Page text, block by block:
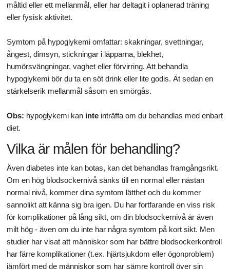
måltid eller ett mellanmål, eller har deltagit i oplanerad träning
eller fysisk aktivitet.
Symtom på hypoglykemi omfattar: skakningar, svettningar,
ångest, dimsyn, stickningar i läpparna, blekhet,
humörsvängningar, vaghet eller förvirring. Att behandla
hypoglykemi bör du ta en söt drink eller lite godis. Ät sedan en
stärkelserik mellanmål såsom en smörgås.
Obs: hypoglykemi kan inte inträffa om du behandlas med enbart
diet.
Vilka är målen för behandling?
Även diabetes inte kan botas, kan det behandlas framgångsrikt.
Om en hög blodsockernivå sänks till en normal eller nästan
normal nivå, kommer dina symtom lätthet och du kommer
sannolikt att känna sig bra igen. Du har fortfarande en viss risk
för komplikationer på lång sikt, om din blodsockernivå är även
milt hög - även om du inte har några symtom på kort sikt. Men
studier har visat att människor som har bättre blodsockerkontroll
har färre komplikationer (t.ex. hjärtsjukdom eller ögonproblem)
jämfört med de människor som har sämre kontroll över sin